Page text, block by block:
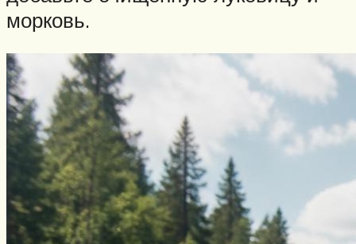
морковь.